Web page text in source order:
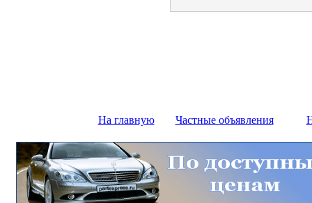
На главную Частные объявления